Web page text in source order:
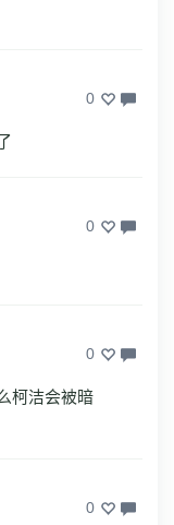
0
0
0
柯洁会被暗
0